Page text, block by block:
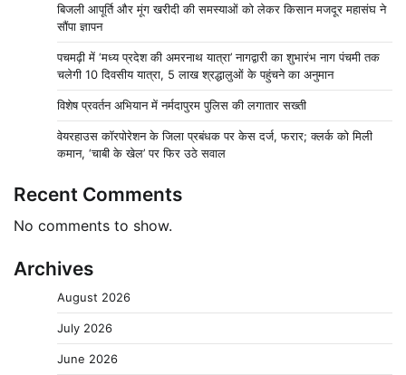
बिजली आपूर्ति और मूंग खरीदी की समस्याओं को लेकर किसान मजदूर महासंघ ने
सौंपा ज्ञापन
पचमढ़ी में ‘मध्य प्रदेश की अमरनाथ यात्रा’ नागद्वारी का शुभारंभ नाग पंचमी तक
चलेगी 10 दिवसीय यात्रा, 5 लाख श्रद्धालुओं के पहुंचने का अनुमान
विशेष प्रवर्तन अभियान में नर्मदापुरम पुलिस की लगातार सख्ती
वेयरहाउस कॉरपोरेशन के जिला प्रबंधक पर केस दर्ज, फरार; क्लर्क को मिली
कमान, ‘चाबी के खेल’ पर फिर उठे सवाल
Recent Comments
No comments to show.
Archives
August 2026
July 2026
June 2026